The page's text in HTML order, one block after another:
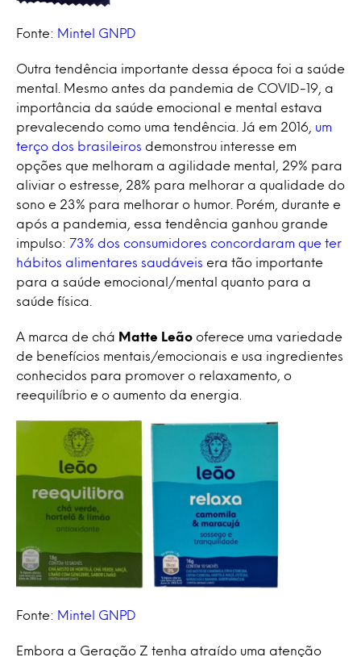
Fonte: Mintel GNPD
Outra tendência importante dessa época foi a saúde
mental. Mesmo antes da pandemia de COVID-19, a
importância da saúde emocional e mental estava
prevalecendo como uma tendência. Já em 2016, um
terço dos brasileiros demonstrou interesse em
opções que melhoram a agilidade mental, 29% para
aliviar o estresse, 28% para melhorar a qualidade do
sono e 23% para melhorar o humor. Porém, durante e
após a pandemia, essa tendência ganhou grande
impulso: 73% dos consumidores concordaram que ter
hábitos alimentares saudáveis era tão importante
para a saúde emocional/mental quanto para a
saúde física.
A marca de chá Matte Leão oferece uma variedade
de benefícios mentais/emocionais e usa ingredientes
conhecidos para promover o relaxamento, o
reequilíbrio e o aumento da energia.
Fonte: Mintel GNPD
Embora a Geração Z tenha atraído uma atenção